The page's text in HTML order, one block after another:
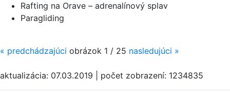
Rafting na Orave – adrenalínový splav
Paragliding
« predchádzajúci obrázok 1 / 25 nasledujúci »
aktualizácia: 07.03.2019 | počet zobrazení: 1234835